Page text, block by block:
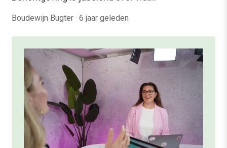
Boudewijn Bugter · 6 jaar geleden